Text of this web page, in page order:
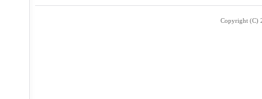
Copyright (C)